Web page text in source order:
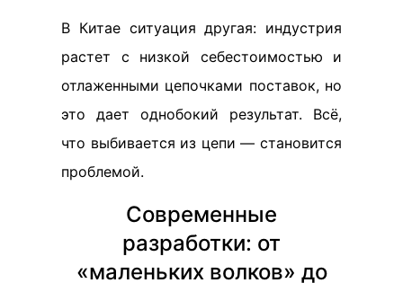
В Китае ситуация другая: индустрия
растет с низкой себестоимостью и
отлаженными цепочками поставок, но
это дает однобокий результат. Всё,
что выбивается из цепи — становится
проблемой.
Современные
разработки: от
«маленьких волков» до